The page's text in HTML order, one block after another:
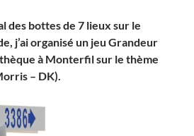
des bottes de 7 lieux sur le
j’ai organisé un jeu Grandeur
à Monterfil sur le thème
– DK).